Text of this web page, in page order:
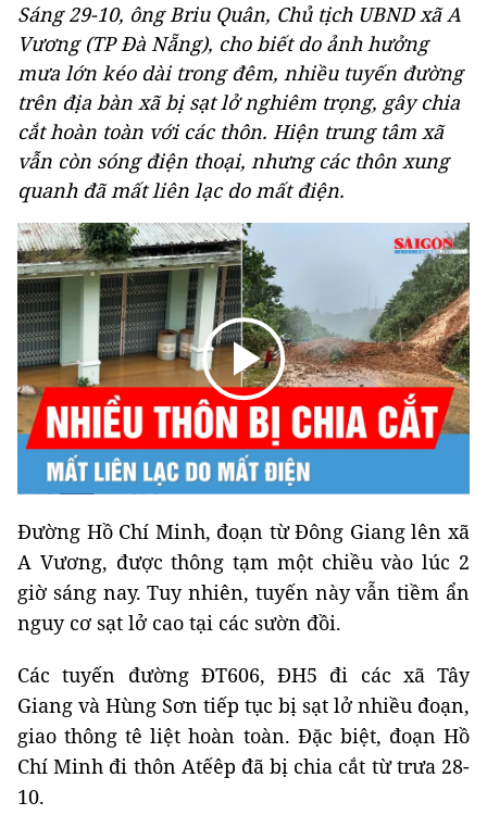
Sáng 29-10, ông Briu Quân, Chủ tịch UBND xã A
Vương (TP Đà Nẵng), cho biết do ảnh hưởng
mưa lớn kéo dài trong đêm, nhiều tuyến đường
trên địa bàn xã bị sạt lở nghiêm trọng, gây chia
cắt hoàn toàn với các thôn. Hiện trung tâm xã
vẫn còn sóng điện thoại, nhưng các thôn xung
quanh đã mất liên lạc do mất điện.
Đường Hồ Chí Minh, đoạn từ Đông Giang lên xã
A Vương, được thông tạm một chiều vào lúc 2
giờ sáng nay. Tuy nhiên, tuyến này vẫn tiềm ẩn
nguy cơ sạt lở cao tại các sườn đồi.
Các tuyến đường ĐT606, ĐH5 đi các xã Tây
Giang và Hùng Sơn tiếp tục bị sạt lở nhiều đoạn,
giao thông tê liệt hoàn toàn. Đặc biệt, đoạn Hồ
Chí Minh đi thôn Atếêp đã bị chia cắt từ trưa 28-
10.